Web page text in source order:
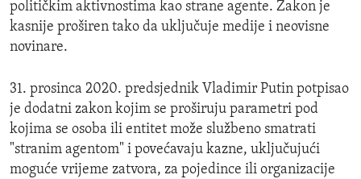
političkim aktivnostima kao strane agente. Zakon je
kasnije proširen tako da uključuje medije i neovisne
novinare.
31. prosinca 2020. predsjednik Vladimir Putin potpisao
je dodatni zakon kojim se proširuju parametri pod
kojima se osoba ili entitet može službeno smatrati
"stranim agentom" i povećavaju kazne, uključujući
moguće vrijeme zatvora, za pojedince ili organizacije